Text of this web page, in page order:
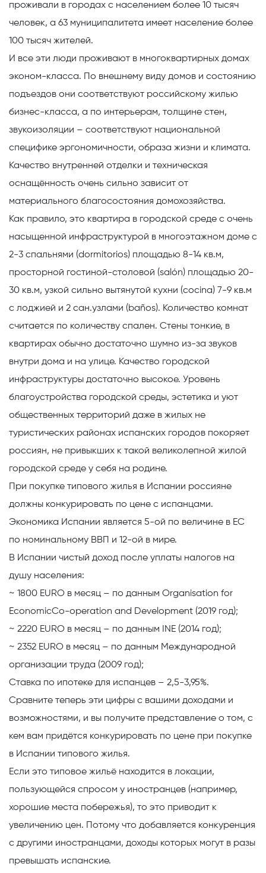
проживали в городах с населением более 10 тысяч
человек, а 63 муниципалитета имеет население более
100 тысяч жителей.
И все эти люди проживают в многоквартирных домах
эконом-класса. По внешнему виду домов и состоянию
подъездов они соответствуют российскому жилью
бизнес-класса, а по интерьерам, толщине стен,
звукоизоляции – соответствуют национальной
специфике эргономичности, образа жизни и климата.
Качество внутренней отделки и техническая
оснащённость очень сильно зависит от
материального благосостояния домохозяйства.
Как правило, это квартира в городской среде с очень
насыщенной инфраструктурой в многоэтажном доме с
2-3 спальнями (dormitorios) площадью 8-14 кв.м,
просторной гостиной-столовой (salón) площадью 20-
30 кв.м, узкой сильно вытянутой кухни (cocina) 7-9 кв.м
с лоджией и 2 сан.узлами (baños). Количество комнат
считается по количеству спален. Стены тонкие, в
квартирах обычно достаточно шумно из-за звуков
внутри дома и на улице. Качество городской
инфраструктуры достаточно высокое. Уровень
благоустройства городской среды, эстетика и уют
общественных территорий даже в жилых не
туристических районах испанских городов покоряет
россиян, не привыкших к такой великолепной жилой
городской среде у себя на родине.
При покупке типового жилья в Испании россияне
должны конкурировать по цене с испанцами.
Экономика Испании является 5-ой по величине в ЕС
по номинальному ВВП и 12-ой в мире.
В Испании чистый доход после уплаты налогов на
душу населения:
~ 1800 EURO в месяц – по данным Organisation for
EconomicCo-operation and Development (2019 год);
~ 2220 EURO в месяц – по данным INE (2014 год);
~ 2352 EURO в месяц – по данным Международной
организации труда (2009 год);
Ставка по ипотеке для испанцев – 2,5-3,95%.
Сравните теперь эти цифры с вашими доходами и
возможностями, и вы получите представление о том, с
кем вам придётся конкурировать по цене при покупке
в Испании типового жилья.
Если это типовое жильё находится в локации,
пользующейся спросом у иностранцев (например,
хорошие места побережья), то это приводит к
увеличению цен. Потому что добавляется конкуренция
с другими иностранцами, доходы которых могут в разы
превышать испанские.